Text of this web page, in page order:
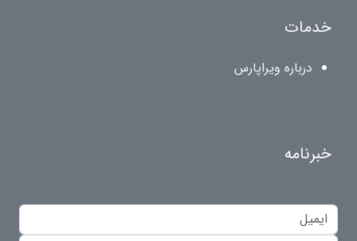
خدمات
درباره ویراپارس
خبرنامه